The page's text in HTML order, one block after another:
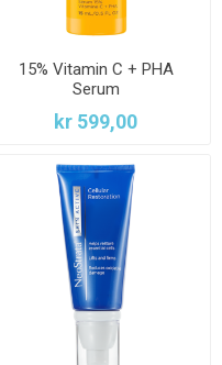
15% Vitamin C + PHA
Serum
kr 599,00